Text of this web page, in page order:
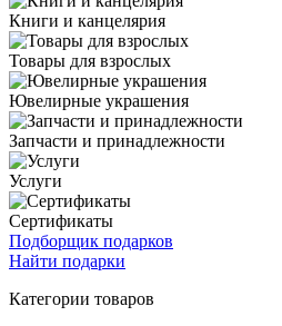
Книги и канцелярия
Товары для взрослых
Ювелирные украшения
Запчасти и принадлежности
Услуги
Сертификаты
Подборщик подарков
Найти подарки
Категории товаров